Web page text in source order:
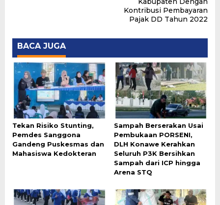
Kontribusi Pembayaran
Pajak DD Tahun 2022
BACA JUGA
Tekan Risiko Stunting,
Pemdes Sanggona
Gandeng Puskesmas dan
Mahasiswa Kedokteran
Sampah Berserakan Usai
Pembukaan PORSENI,
DLH Konawe Kerahkan
Seluruh P3K Bersihkan
Sampah dari ICP hingga
Arena STQ